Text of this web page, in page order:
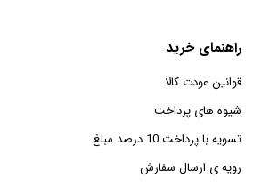
راهنمای خرید
قوانین عودت کالا
شیوه های پرداخت
تسویه با پرداخت 10 درصد مبلغ
رویه ی ارسال سفارش